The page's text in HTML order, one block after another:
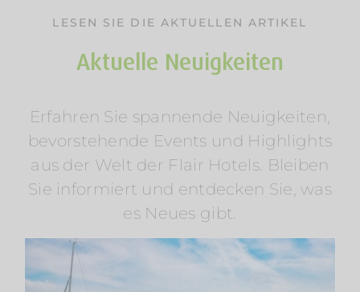
LESEN SIE DIE AKTUELLEN ARTIKEL
Aktuelle Neuigkeiten
Erfahren Sie spannende Neuigkeiten,
bevorstehende Events und Highlights
aus der Welt der Flair Hotels. Bleiben
Sie informiert und entdecken Sie, was
es Neues gibt.
Sommerurlaub am Wasser: Mosel &
Wörthersee entdecken
Am Rosenhügel Am Wasser
Am Wörthersee
Österreich
Radfahren Regionen Wellness